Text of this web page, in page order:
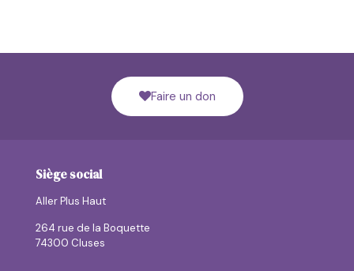
Faire un don
Siège social
Aller Plus Haut
264 rue de la Boquette
74300 Cluses